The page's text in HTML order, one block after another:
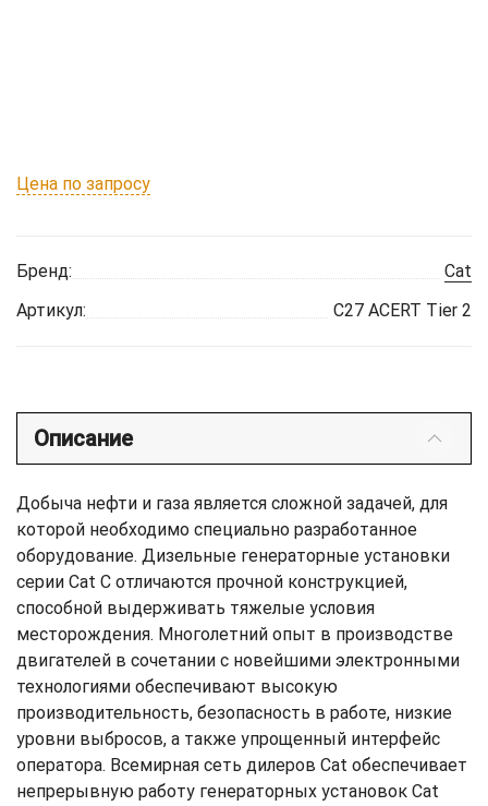
Цена по запросу
Бренд:
Cat
Артикул:
C27 ACERT Tier 2
Описание
Добыча нефти и газа является сложной задачей, для
которой необходимо специально разработанное
оборудование. Дизельные генераторные установки
серии Cat C отличаются прочной конструкцией,
способной выдерживать тяжелые условия
месторождения. Многолетний опыт в производстве
двигателей в сочетании с новейшими электронными
технологиями обеспечивают высокую
производительность, безопасность в работе, низкие
уровни выбросов, а также упрощенный интерфейс
оператора. Всемирная сеть дилеров Cat обеспечивает
непрерывную работу генераторных установок Cat